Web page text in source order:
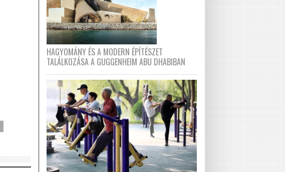
HAGYOMÁNY ÉS A MODERN ÉPÍTÉSZET
TALÁLKOZÁSA A GUGGENHEIM ABU DHABIBAN